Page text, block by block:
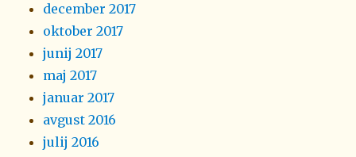
december 2017
oktober 2017
junij 2017
maj 2017
januar 2017
avgust 2016
julij 2016